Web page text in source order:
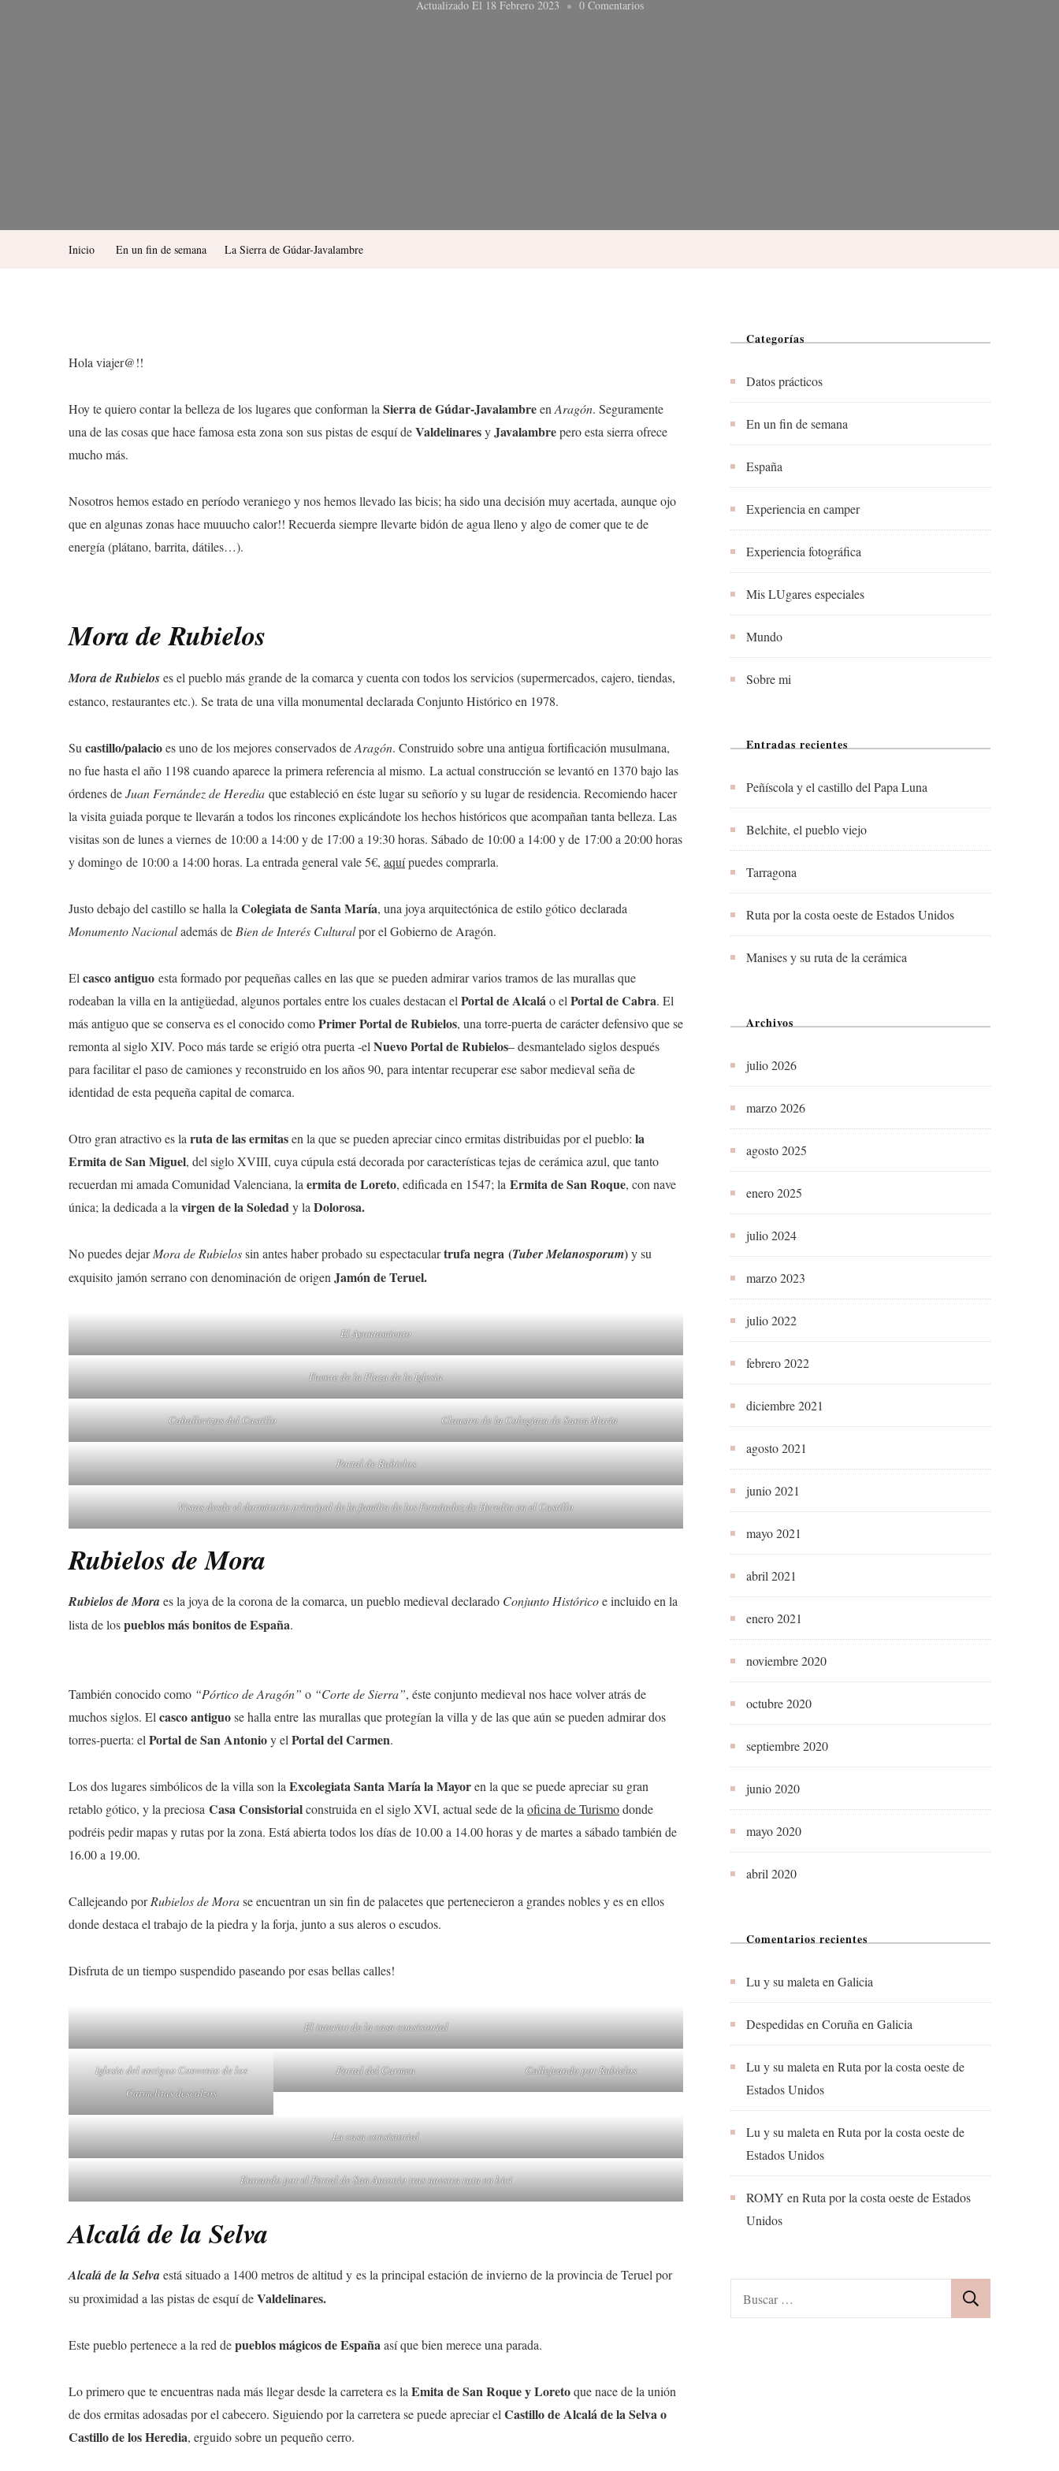
Actualizado El 18 Febrero 2023 0 ComentariosEn
Inicio En un fin de semana La Sierra de Gúdar-Javalambre
Hola viajer@!!
Hoy te quiero contar la belleza de los lugares que conforman la Sierra de Gúdar-Javalambreen Aragón. Seguramente
una de las cosas que hace famosa esta zona son sus pistas de esquí deValdelinaresyJavalambrepero esta sierra ofrece
mucho más.
Nosotros hemos estado en período veraniego y nos hemos llevado las bicis; ha sido una decisión muy acertada, aunque ojo
que en algunas zonas hace muuucho calor!! Recuerda siempre llevarte bidón de agua lleno y algo de comer que te de
energía (plátano, barrita, dátiles…).
Mora de Rubielos
Mora de Rubieloses el pueblo más grande de la comarca y cuenta con todos los servicios (supermercados, cajero, tiendas,
estanco, restaurantes etc.). Se trata de una villa monumental declarada Conjunto Histórico en 1978.
Su castillo/palacioes uno de los mejores conservados deAragón. Construido sobre una antigua fortificación musulmana,
no fue hasta el año 1198 cuando aparece la primera referencia al mismo. La actual construcción se levantó en 1370 bajo las
órdenes deJuan Fernández de Heredia que estableció en éste lugar su señorío y su lugar de residencia. Recomiendo hacer
la visita guiada porque te llevarán a todos los rincones explicándote los hechos históricos que acompañan tanta belleza. Las
visitas son de lunes a viernes de 10:00 a 14:00 y de 17:00 a 19:30 horas. Sábado de 10:00 a 14:00 y de 17:00 a 20:00 horas
y domingo de 10:00 a 14:00 horas. La entrada general vale 5€, aquípuedes comprarla.
Justo debajo del castillo se halla la Colegiata de Santa María, una joya arquitectónica de estilo gótico declarada
Monumento Nacionalademás de Bien de Interés Culturalpor el Gobierno de Aragón.
El casco antiguo esta formado por pequeñas calles en las que se pueden admirar varios tramos de las murallas que
rodeaban la villa en la antigüedad, algunos portales entre los cuales destacan el Portal de Alcaláo el Portal de Cabra. El
más antiguo que se conserva es el conocido comoPrimer Portal de Rubielos, una torre-puerta de carácter defensivo que se
remonta al siglo XIV. Poco más tarde se erigió otra puerta -el Nuevo Portal de Rubielos– desmantelado siglos después
para facilitar el paso de camiones y reconstruido en los años 90, para intentar recuperar ese sabor medieval seña de
identidad de esta pequeña capital de comarca.
Otro gran atractivo es la ruta de las ermitasen la que se pueden apreciar cinco ermitas distribuidas por el pueblo: la
Ermita de San Miguel, del siglo XVIII, cuya cúpula está decorada por características tejas de cerámica azul, que tanto
recuerdan mi amada Comunidad Valenciana, la ermita de Loreto, edificada en 1547; la Ermita de San Roque, con nave
única; la dedicada a la virgen de la Soledady la Dolorosa.
No puedes dejarMora de Rubielossin antes haber probado su espectaculartrufa negra (TuberMelanosporum)y su
exquisito jamón serrano con denominación de origen Jamón de Teruel.
El Ayuntamiento
Fuente de la Plaza de la Iglesia
Caballerizas del Castillo Claustro de la Colegiata de Santa María
Portal de Rubielos
Vistas desde el dormitorio principal de la familia de los Fernández de Heredia en el Castillo
Rubielos de Mora
Rubielos de Moraes la joya de la corona de la comarca, un pueblo medieval declarado ConjuntoHistóricoe incluido en la
lista de lospueblos más bonitos de España.
También conocido como “Pórtico de Aragón” o “Corte de Sierra”, éste conjunto medieval nos hace volver atrás de
muchos siglos. Elcasco antiguose halla entre las murallas que protegían la villa y de las que aún se pueden admirar dos
torres-puerta: elPortal de San Antonioy elPortal del Carmen.
Los dos lugares simbólicos de la villa son laExcolegiata Santa María la Mayoren la que se puede apreciar su gran
retablo gótico, y la preciosa Casa Consistorialconstruida en el siglo XVI, actual sede de laoficina de Turismodonde
podréis pedir mapas y rutas por la zona. Está abierta todos los días de 10.00 a 14.00 horas y de martes a sábado también de
16.00 a 19.00.
Callejeando porRubielos de Morase encuentran un sin fin de palacetes que pertenecieron a grandes nobles y es en ellos
donde destaca el trabajo de la piedra y la forja, junto a sus aleros o escudos.
Disfruta de un tiempo suspendido paseando por esas bellas calles!
El interior de la casa consistorial
Iglesia del antiguo Convento de los
Carmelitas descalzos
Portal del Carmen Callejeando por Rubielos
La casa consistorial
Entrando por el Portal de San Antonio tras nuestra ruta en bici
Alcalá de la Selva
Alcalá de la Selvaestá situado a 1400 metros de altitud y es la principal estación de invierno de la provincia de Teruel por
su proximidad a las pistas de esquí deValdelinares.
Este pueblo pertenece a la red depueblos mágicos de Españaasí que bien merece una parada.
Lo primero que te encuentras nada más llegar desde la carretera es la Emita de San Roque y Loretoque nace de la unión
de dos ermitas adosadas por el cabecero. Siguiendo por la carretera se puede apreciar el Castillo de Alcalá de la Selva o
Castillo de los Heredia, erguido sobre un pequeño cerro.
Categorías
Datos prácticos
En un fin de semana
España
Experiencia en camper
Experiencia fotográfica
Mis LUgares especiales
Mundo
Sobre mi
Entradas recientes
Peñíscola y el castillo del Papa Luna
Belchite, el pueblo viejo
Tarragona
Ruta por la costa oeste de Estados Unidos
Manises y su ruta de la cerámica
Archivos
julio 2026
marzo 2026
agosto 2025
enero 2025
julio 2024
marzo 2023
julio 2022
febrero 2022
diciembre 2021
agosto 2021
junio 2021
mayo 2021
abril 2021
enero 2021
noviembre 2020
octubre 2020
septiembre 2020
junio 2020
mayo 2020
abril 2020
Comentarios recientes
Lu y su maleta en Galicia
Despedidas en Coruña en Galicia
Lu y su maleta en Ruta por la costa oeste de
Estados Unidos
Lu y su maleta en Ruta por la costa oeste de
Estados Unidos
ROMY en Ruta por la costa oeste de Estados
Unidos